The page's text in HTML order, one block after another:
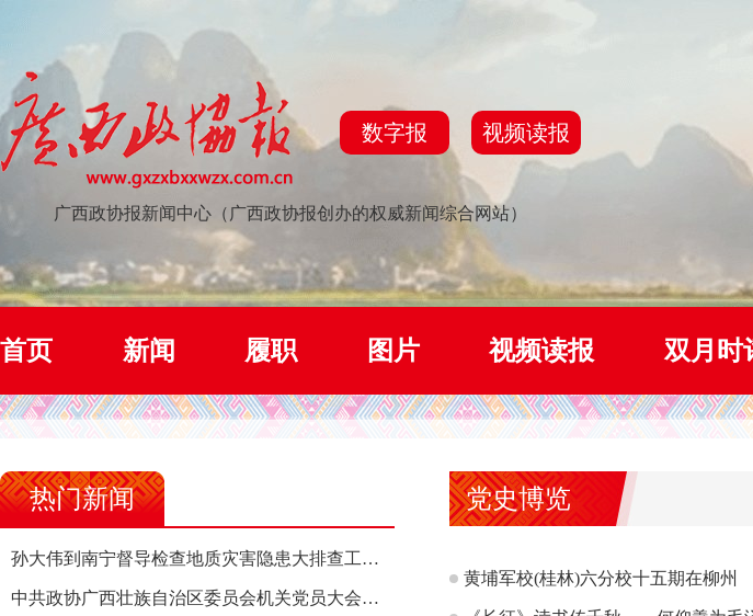
数字报 视频读报
广西政协报新闻中心（广西政协报创办的权威新闻综合网站）
首页 新闻 履职 图片 视频读报 双月时
热门新闻
孙大伟到南宁督导检查地质灾害隐患大排查工作时强调 筑牢地质灾害安全防线 全力保障人民群众生命财产安全
中共政协广西壮族自治区委员会机关党员大会召开 选举产生新一届机关党委、机关纪委
党史博览
黄埔军校(桂林)六分校十五期在柳州